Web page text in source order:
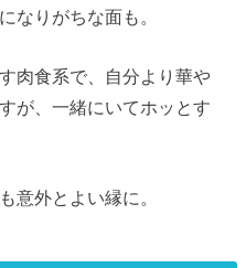
なりがちな面も。
肉食系で、自分より華や
が、一緒にいてホッとす
意外とよい縁に。